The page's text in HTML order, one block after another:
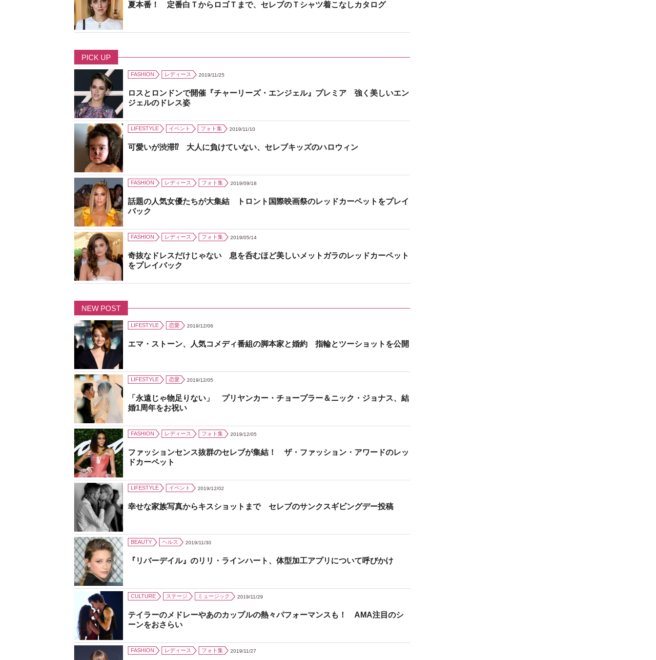
夏本番！ 定番白ＴからロゴＴまで、セレブのＴシャツ着こなしカタログ
PICK UP
FASHION レディース 2019/11/25
ロスとロンドンで開催『チャーリーズ・エンジェル』プレミア 強く美しいエン
ジェルのドレス姿
LIFESTYLE イベント フォト集 2019/11/10
可愛いが渋滞⁉ 大人に負けていない、セレブキッズのハロウィン
FASHION レディース フォト集 2019/09/18
話題の人気女優たちが大集結 トロント国際映画祭のレッドカーペットをプレイ
バック
FASHION レディース フォト集 2019/05/14
奇抜なドレスだけじゃない 息を呑むほど美しいメットガラのレッドカーペット
をプレイバック
NEW POST
LIFESTYLE 恋愛 2019/12/06
エマ・ストーン、人気コメディ番組の脚本家と婚約 指輪とツーショットを公開
LIFESTYLE 恋愛 2019/12/05
「永遠じゃ物足りない」 プリヤンカー・チョープラー＆ニック・ジョナス、結
婚1周年をお祝い
FASHION レディース フォト集 2019/12/05
ファッションセンス抜群のセレブが集結！ ザ・ファッション・アワードのレッ
ドカーペット
LIFESTYLE イベント 2019/12/02
幸せな家族写真からキスショットまで セレブのサンクスギビングデー投稿
BEAUTY ヘルス 2019/11/30
『リバーデイル』のリリ・ラインハート、体型加工アプリについて呼びかけ
CULTURE ステージ ミュージック 2019/11/29
テイラーのメドレーやあのカップルの熱々パフォーマンスも！ AMA注目のシ
ーンをおさらい
FASHION レディース フォト集 2019/11/27